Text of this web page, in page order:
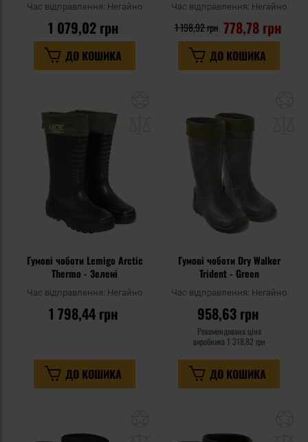
Час відправлення: Негайно
1 079,02 грн
ДО КОШИКА
Час відправлення: Негайно
778,78 грн
1 198,92 грн
ДО КОШИКА
списку
уподобань
Гумові чоботи Lemigo Arctic
Thermo - Зелені
Час відправлення: Негайно
1 798,44 грн
ДО КОШИКА
Гумові чоботи Dry Walker
Trident - Green
Час відправлення: Негайно
958,63 грн
Рекомендована ціна
виробника 1 318,82 грн
ДО КОШИКА